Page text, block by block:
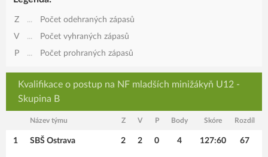
Z ...
Počet odehraných zápasů
V
...
Počet vyhraných zápasů
P
... Počet prohraných zápasů
Kvalifikace o postup na NF mladších minižákyň U12 -
Skupina B
Název týmu Z V P Body Skóre Rozdíl
1 SBŠ Ostrava 2 2 0 4 127:60 67